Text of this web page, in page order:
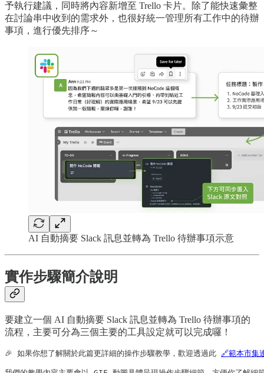
予執行建議，同時將內容新增至 Trello 卡片。除了能快速彙整
在討論串中收到的需求外，也很好統一管理所有工作中的待辦
事項，進行優先排序～
AI 自動摘要 Slack 訊息並轉為 Trello 待辦事項示意
實作步驟簡介說明
要建立一個 AI 自動摘要 Slack 訊息並轉為 Trello 待辦事項的
流程，主要可分為三個主要的工具設定就可以完成囉！
🎉 如果你想了解關於此篇更詳細的操作步驟教學，歡迎透過此 🔗範本市集